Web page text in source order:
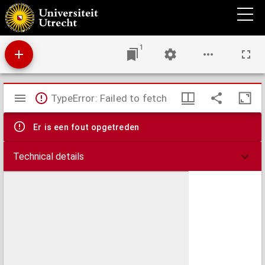
Die erste Hilfe bei Unglücksfällen und Krankheiten des Pferdes
1
Mirador
viewer
TypeError: Failed to fetch
Er is een fout opgetreden
Technical details